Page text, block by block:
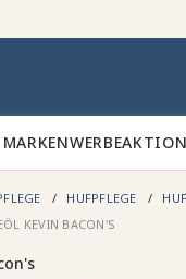
HUFPFLEGE
KEVIN BACON'S